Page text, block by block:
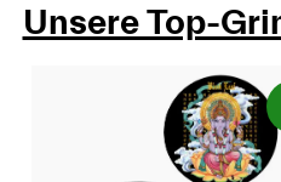
Unsere Top-